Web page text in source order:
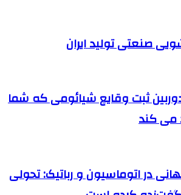
صنعتی تولید ایران
ثبت وقایع شیائومی که شما
می کند
در اتوماسیون و رباتیک: تحولی